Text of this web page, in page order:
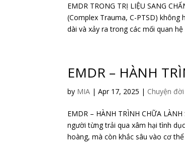
EMDR TRONG TRỊ LIỆU SANG
(Complex Trauma, C-PTSD)
dài và xảy ra trong các mối quan hệ
EMDR – HÀNH
by MIA |Apr 17, 2025 | Chuyện
EMDR – HÀNH TRÌNH CHỮA
người từng trải qua xâm hại tình
hoàng, mà còn khắc sâu vào cơ